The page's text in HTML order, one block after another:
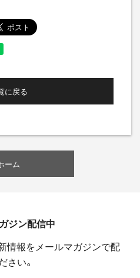
に戻る
ーム
ジン配信中
情報をメールマガジンで配
さい。